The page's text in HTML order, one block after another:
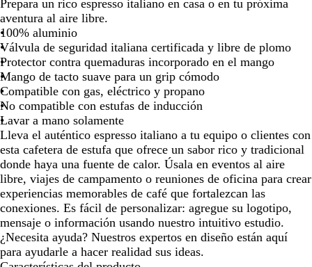
las
flechas
para
arrastrar
las
flechas
para
arrastrar
para
arrastrar
para
arrastrar
para
arrastrar
para
arrastrar
para
o
m
o
/
N
e
g
r
o
Prepara un rico espresso italiano en casa o en tu próxima
aventura al aire libre.
100% aluminio
Válvula de seguridad italiana certificada y libre de plomo
Protector contra quemaduras incorporado en el mango
Mango de tacto suave para un grip cómodo
Compatible con gas, eléctrico y propano
No compatible con estufas de inducción
Lavar a mano solamente
Lleva el auténtico espresso italiano a tu equipo o clientes con
esta cafetera de estufa que ofrece un sabor rico y tradicional
donde haya una fuente de calor. Úsala en eventos al aire
libre, viajes de campamento o reuniones de oficina para crear
experiencias memorables de café que fortalezcan las
conexiones. Es fácil de personalizar: agregue su logotipo,
mensaje o información usando nuestro intuitivo estudio.
¿Necesita ayuda? Nuestros expertos en diseño están aquí
para ayudarle a hacer realidad sus ideas.